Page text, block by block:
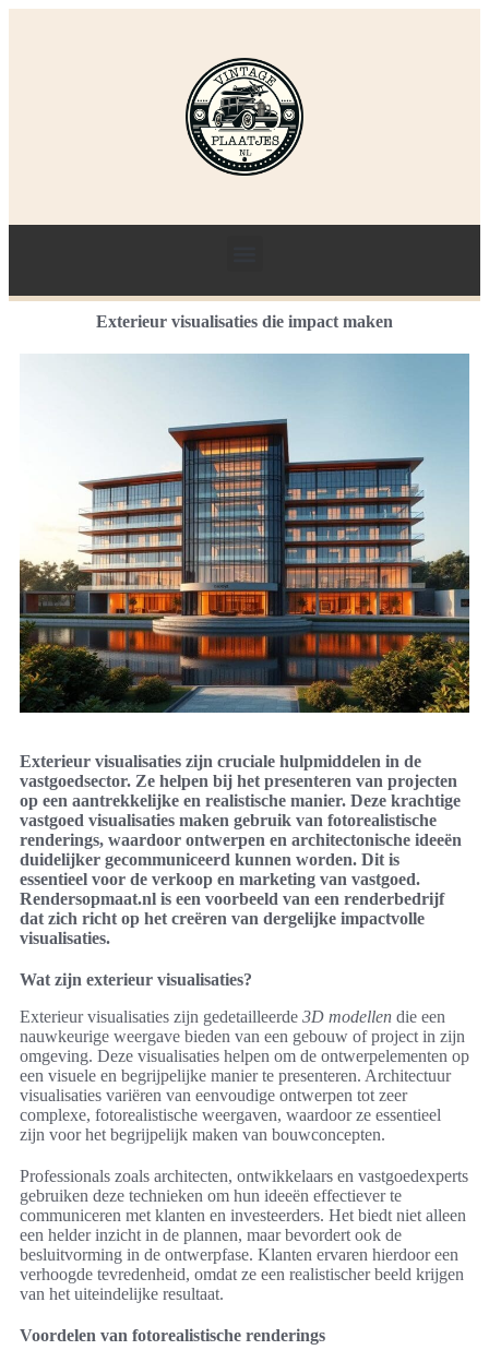
Exterieur visualisaties die impact maken
Exterieur visualisaties zijn cruciale hulpmiddelen in de
vastgoedsector. Ze helpen bij het presenteren van projecten
op een aantrekkelijke en realistische manier. Deze krachtige
vastgoed visualisaties maken gebruik van fotorealistische
renderings, waardoor ontwerpen en architectonische ideeën
duidelijker gecommuniceerd kunnen worden. Dit is
essentieel voor de verkoop en marketing van vastgoed.
Rendersopmaat.nl is een voorbeeld van een renderbedrijf
dat zich richt op het creëren van dergelijke impactvolle
visualisaties.
Wat zijn exterieur visualisaties?
Exterieur visualisaties zijn gedetailleerde 3D modellen die een
nauwkeurige weergave bieden van een gebouw of project in zijn
omgeving. Deze visualisaties helpen om de ontwerpelementen op
een visuele en begrijpelijke manier te presenteren. Architectuur
visualisaties variëren van eenvoudige ontwerpen tot zeer
complexe, fotorealistische weergaven, waardoor ze essentieel
zijn voor het begrijpelijk maken van bouwconcepten.
Professionals zoals architecten, ontwikkelaars en vastgoedexperts
gebruiken deze technieken om hun ideeën effectiever te
communiceren met klanten en investeerders. Het biedt niet alleen
een helder inzicht in de plannen, maar bevordert ook de
besluitvorming in de ontwerpfase. Klanten ervaren hierdoor een
verhoogde tevredenheid, omdat ze een realistischer beeld krijgen
van het uiteindelijke resultaat.
Voordelen van fotorealistische renderings